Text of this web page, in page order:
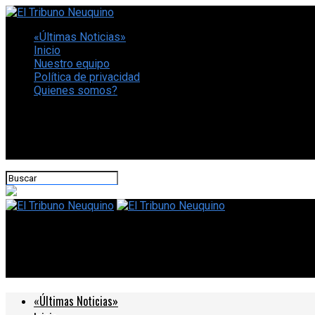
«Últimas Noticias»
Inicio
Nuestro equipo
Política de privacidad
Quienes somos?
«Últimas Noticias»